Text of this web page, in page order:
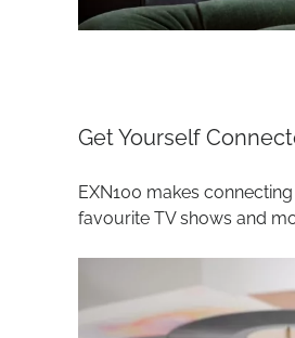
Get Yourself
EXN100 makes
favourite TV shows and